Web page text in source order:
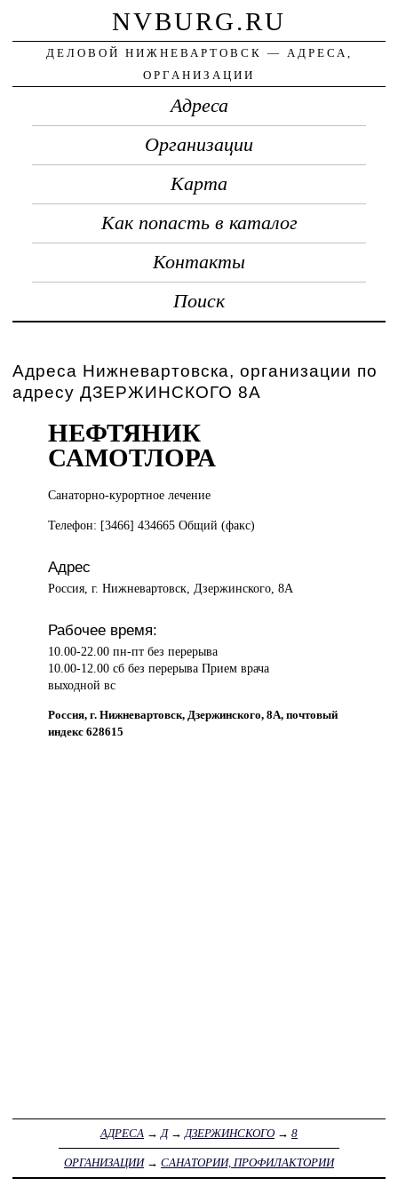
NVBURG.RU
ДЕЛОВОЙ НИЖНЕВАРТОВСК — АДРЕСА,
ОРГАНИЗАЦИИ
Адреса
Организации
Карта
Как попасть в каталог
Контакты
Поиск
Адреса Нижневартовска, организации по
адресу ДЗЕРЖИНСКОГО 8А
НЕФТЯНИК
САМОТЛОРА
Санаторно-курортное лечение
Телефон: [3466] 434665 Общий (факс)
Адрес
Россия, г. Нижневартовск, Дзержинского, 8А
Рабочее время:
10.00-22.00 пн-пт без перерыва
10.00-12.00 сб без перерыва Прием врача
выходной вс
Россия, г. Нижневартовск, Дзержинского, 8А, почтовый
индекс 628615
АДРЕСА →Д→ДЗЕРЖИНСКОГО → 8
ОРГАНИЗАЦИИ→ САНАТОРИИ, ПРОФИЛАКТОРИИ